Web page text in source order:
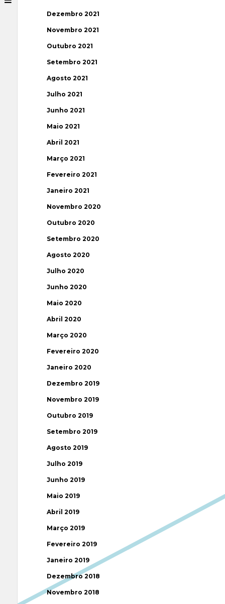
Dezembro 2021
Novembro 2021
Outubro 2021
Setembro 2021
Agosto 2021
Julho 2021
Junho 2021
Maio 2021
Abril 2021
Março 2021
Fevereiro 2021
Janeiro 2021
Novembro 2020
Outubro 2020
Setembro 2020
Agosto 2020
Julho 2020
Junho 2020
Maio 2020
Abril 2020
Março 2020
Fevereiro 2020
Janeiro 2020
Dezembro 2019
Novembro 2019
Outubro 2019
Setembro 2019
Agosto 2019
Julho 2019
Junho 2019
Maio 2019
Abril 2019
Março 2019
Fevereiro 2019
Janeiro 2019
Dezembro 2018
Novembro 2018